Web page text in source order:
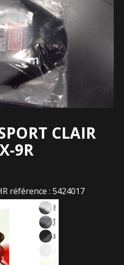
CLAIR
9R
référence : 5424017